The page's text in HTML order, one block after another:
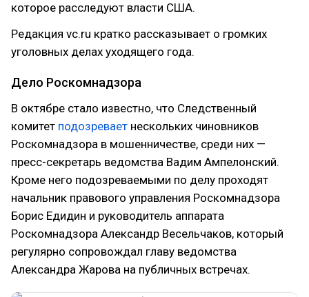
которое расследуют власти США.
Редакция vc.ru кратко рассказывает о громких
уголовных делах уходящего года.
Дело Роскомнадзора
В октябре стало известно, что Следственный
комитет подозревает нескольких чиновников
Роскомнадзора в мошенничестве, среди них —
пресс-секретарь ведомства Вадим Ампелонский.
Кроме него подозреваемыми по делу проходят
начальник правового управления Роскомнадзора
Борис Едидин и руководитель аппарата
Роскомнадзора Александр Весельчаков, который
регулярно сопровождал главу ведомства
Александра Жарова на публичных встречах.